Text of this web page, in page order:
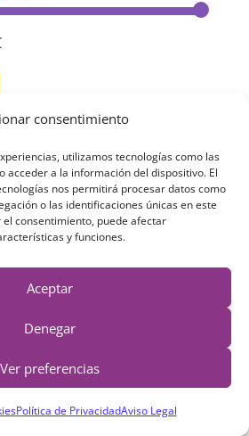
consentimiento
utilizamos tecnologías como las
acceder a la información del dispositivo. El
nos permitirá procesar datos como
o las identificaciones únicas en este
consentimiento, puede afectar
y funciones.
Aceptar
Denegar
Ver preferencias
Política de PrivacidadAviso Legal
es nuestra pasión!